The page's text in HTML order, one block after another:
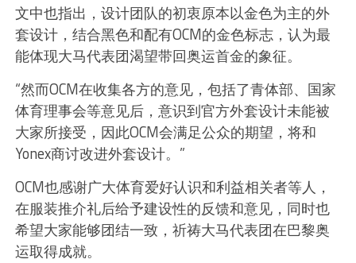
文中也指出，设计团队的初衷原本以金色为主的外
套设计，结合黑色和配有OCM的金色标志，认为最
能体现大马代表团渴望带回奥运首金的象征。
“然而OCM在收集各方的意见，包括了青体部、国家
体育理事会等意见后，意识到官方外套设计未能被
大家所接受，因此OCM会满足公众的期望，将和
Yonex商讨改进外套设计。”
OCM也感谢广大体育爱好认识和利益相关者等人，
在服装推介礼后给予建设性的反馈和意见，同时也
希望大家能够团结一致，祈祷大马代表团在巴黎奥
运取得成就。